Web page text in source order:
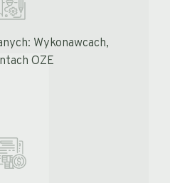
Wykonawcach,
OZE